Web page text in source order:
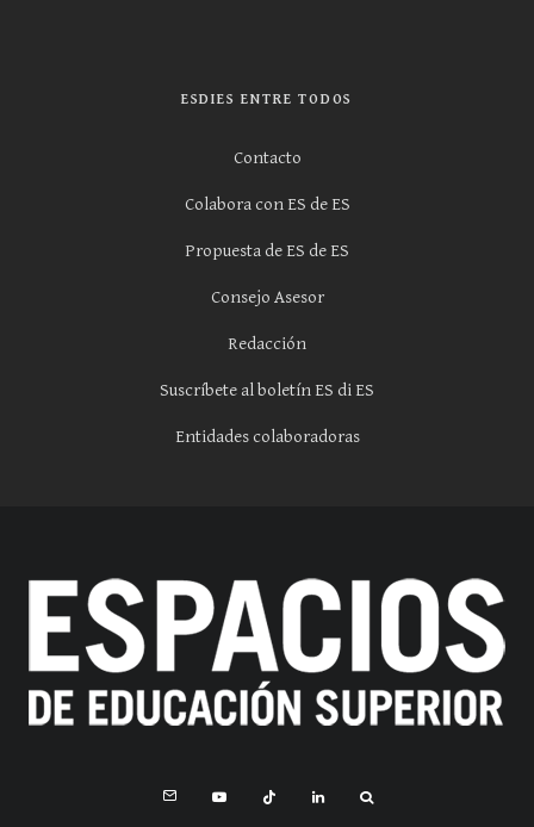
ESDIES ENTRE TODOS
Contacto
Colabora con ES de ES
Propuesta de ES de ES
Consejo Asesor
Redacción
Suscríbete al boletín ES di ES
Entidades colaboradoras